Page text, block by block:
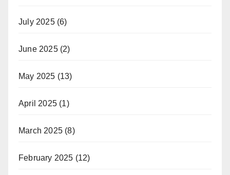
July 2025(6)
June 2025(2)
May 2025 (13)
April 2025 (1)
March 2025 (8)
February 2025 (12)